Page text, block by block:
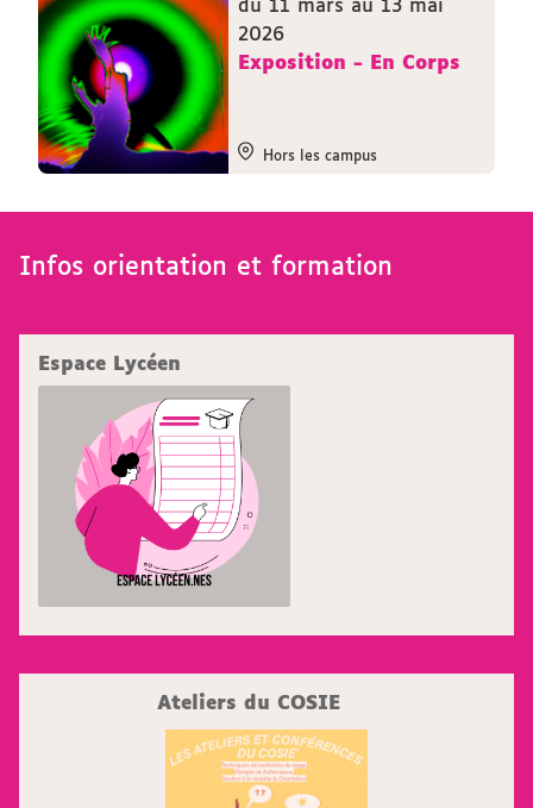
du 11 mars au 13 mai
2026
Exposition - En Corps
Hors les campus
Infos orientation et formation
Espace Lycéen
Ateliers du COSIE